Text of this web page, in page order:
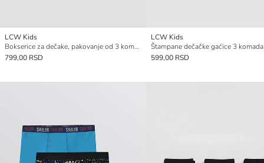
LCW Kids
Bokserice za dečake, pakovanje od 3 komada
799,00 RSD
LCW Kids
Štampane dečačke gaćice 3 komada
599,00 RSD